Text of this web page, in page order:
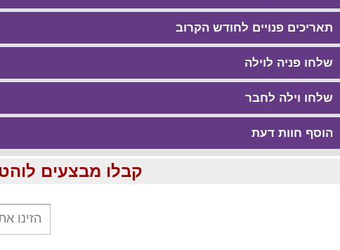
תאריכים פנויים לחודש הקרוב
שלחו פניה לוילה
שלחו וילה לחבר
הוסף חוות דעת
קבלו מבצעים לוהטים ומוזלים עד 70%